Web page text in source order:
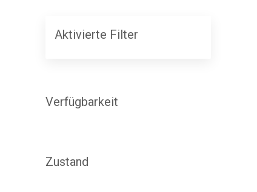
Aktivierte Filter
Verfügbarkeit
Zustand